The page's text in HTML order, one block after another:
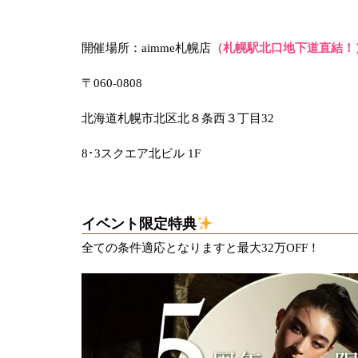
開催場所：aimme札幌店 （札幌駅北口地下道直結！
〒060-0808
北海道札幌市北区北８条西３丁目32
8･3スクエア北ビル 1F
イベント限定特典
全ての条件適応となりますと最大32万OFF！